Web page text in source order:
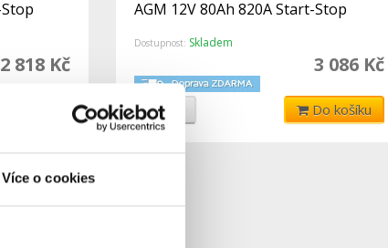
Více o cookies
2 818 Kč
AGM 12V 80Ah 820A Start-Stop
Dostupnost: Skladem
3 086 Kč
Detail Do košíku